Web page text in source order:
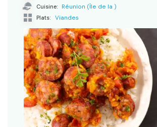
Cuisine: Réunion (Île de la )
Plats: Viandes